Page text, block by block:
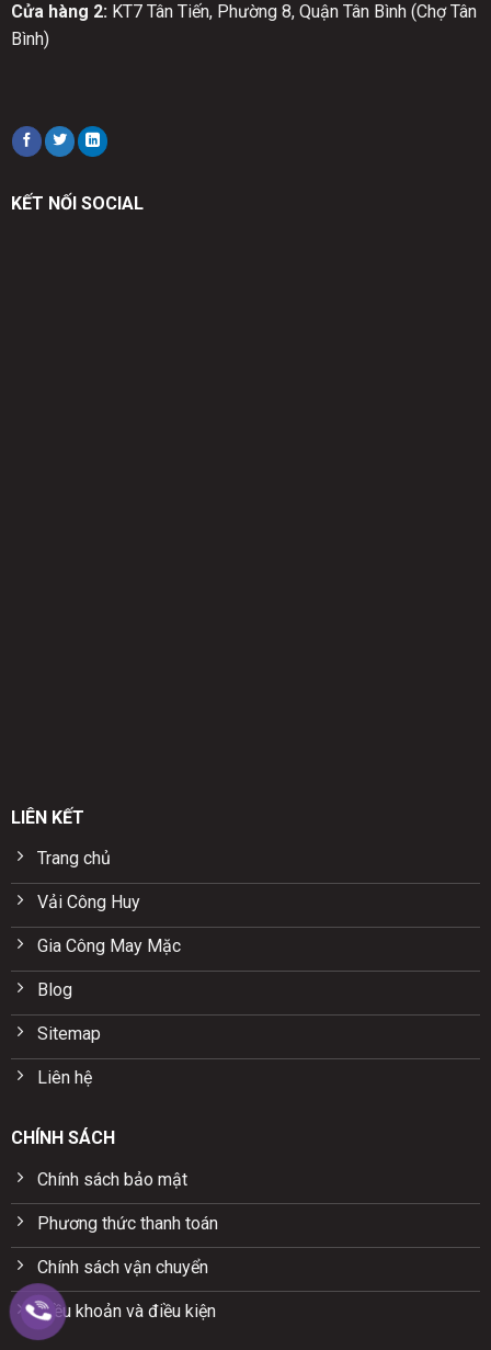
Cửa hàng 2:KT7 Tân Tiến, Phường 8, Quận Tân Bình (Chợ Tân
Bình)
LIÊN KẾT
Trang chủ
Vải Công Huy
Gia Công May Mặc
Blog
Sitemap
Liên hệ
CHÍNH SÁCH
Chính sách bảo mật
Phương thức thanh toán
Chính sách vận chuyển
Điều khoản và điều kiện
KẾT NỐI SOCIAL